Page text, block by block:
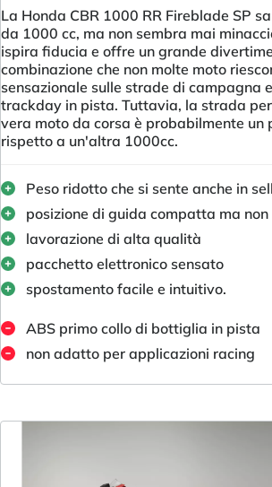
La Honda CBR 1000 RR Fireblade SP
da 1000 cc, ma non sembra mai
ispira fiducia e offre un grande
combinazione che non molte moto
sensazionale sulle strade di campagna
trackday in pista. Tuttavia, la strada
vera moto da corsa è probabilmente un
rispetto a un'altra 1000cc.
Peso ridotto che si sente anche in
posizione di guida compatta ma non
lavorazione di alta qualità
pacchetto elettronico sensato
spostamento facile e intuitivo.
ABS primo collo di bottiglia in pista
non adatto per applicazioni racing